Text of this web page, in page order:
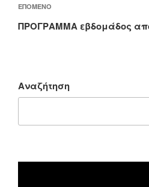
Επόμενο
άρθρο
ΕΠΌΜΕΝΟ
ΠΡΟΓΡΑΜΜΑ εβδομάδος από
Αναζήτηση